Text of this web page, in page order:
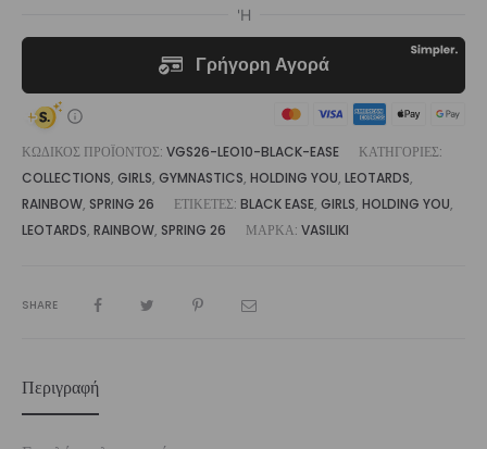
ΚΩΔΙΚΌΣ ΠΡΟΪΌΝΤΟΣ: VGS26-LEO10-BLACK-EASE
ΚΑΤΗΓΟΡΊΕΣ:
COLLECTIONS, GIRLS, GYMNASTICS, HOLDING YOU, LEOTARDS,
RAINBOW, SPRING 26 ΕΤΙΚΈΤΕΣ: BLACK EASE, GIRLS, HOLDING YOU,
LEOTARDS, RAINBOW, SPRING 26 ΜΆΡΚΑ: VASILIKI
SHARE
Περιγραφή